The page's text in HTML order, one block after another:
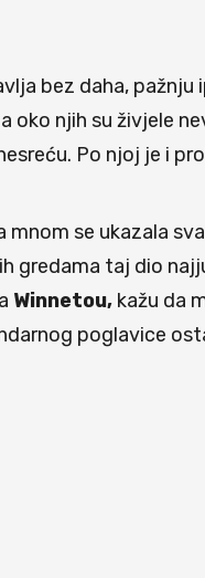
bez daha, pažnju
oko njih su živjele
Po njoj je i
mnom se ukazala
gredama taj dio
Winnetou, kažu da
poglavice